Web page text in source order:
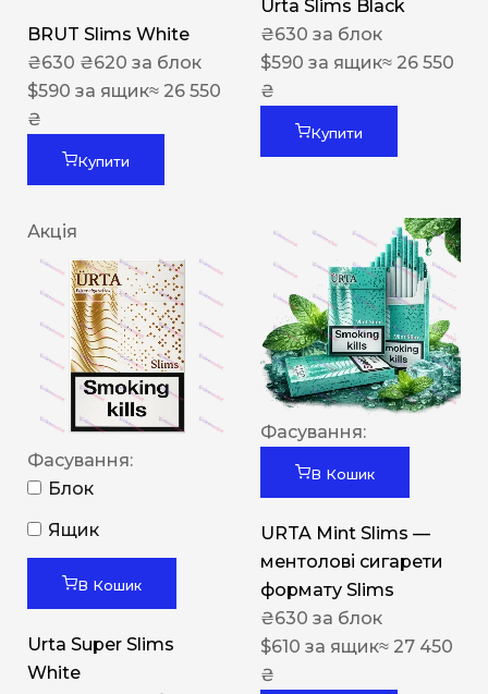
BRUT Slims White
₴630 ₴620 за блок
$590 за ящик≈ 26 550
₴
Купити
Urta Slims Black
₴630 за блок
$590 за ящик≈ 26 550
₴
Купити
Акція
Фасування:
Блок
Ящик
В Кошик
Urta Super Slims
White
Фасування:
В Кошик
URTA Mint Slims —
ментолові сигарети
формату Slims
₴630 за блок
$610 за ящик≈ 27 450
₴